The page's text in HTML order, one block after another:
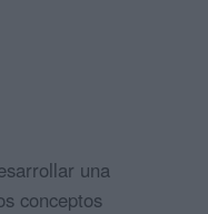
una
conceptos